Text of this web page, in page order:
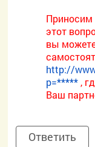
Приносим
этот
вы
http://
p=***** ,
Ваш
Ответить